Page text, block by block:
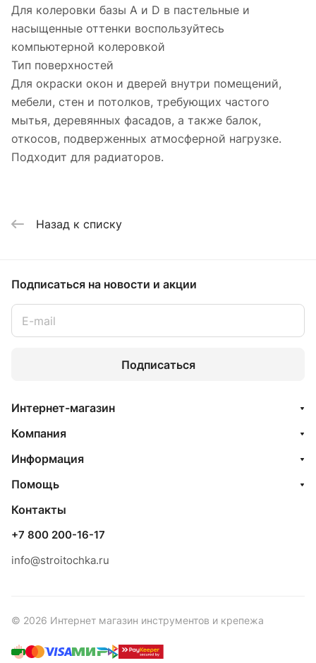
Для колеровки базы А и D в пастельные и
насыщенные оттенки воспользуйтесь
компьютерной колеровкой
Тип поверхностей
Для окраски окон и дверей внутри помещений,
мебели, стен и потолков, требующих частого
мытья, деревянных фасадов, а также балок,
откосов, подверженных атмосферной нагрузке.
Подходит для радиаторов.
Назад к списку
Подписаться на новости и акции
Подписаться
Интернет-магазин
Компания
Информация
Помощь
Контакты
+7 800 200-16-17
info@stroitochka.ru
© 2026 Интернет магазин инструментов и крепежа